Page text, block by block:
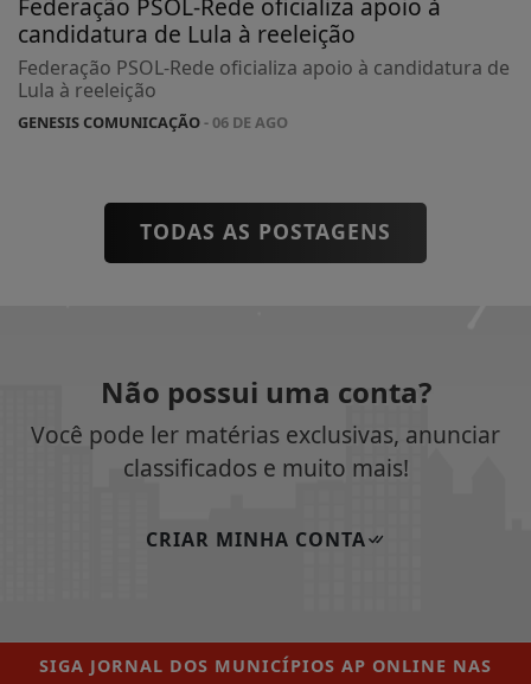
candidatura de Lula à reeleição
Federação PSOL-Rede oficializa apoio à candidatura de
Lula à reeleição
GENESIS COMUNICAÇÃO- 06 DE AGO
TODAS AS POSTAGENS
Não possui uma conta?
Você pode ler matérias exclusivas, anunciar
classificados e muito mais!
CRIAR MINHA CONTA
SIGA JORNAL DOS MUNICÍPIOS AP ONLINE NAS